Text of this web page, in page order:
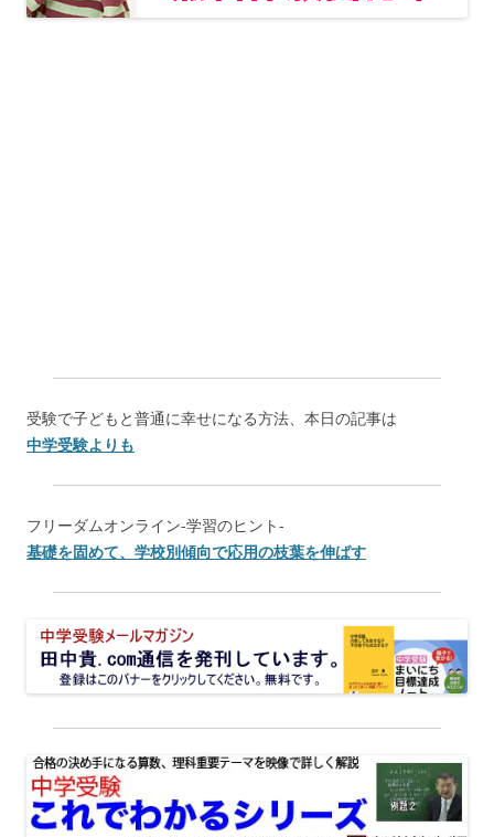
受験で子どもと普通に幸せになる方法、本日の記事は
中学受験よりも
フリーダムオンライン-学習のヒント-
基礎を固めて、学校別傾向で応用の枝葉を伸ばす